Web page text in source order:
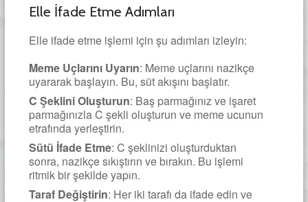
Elle İfade Etme Adımları
Elle ifade etme işlemi için şu adımları izleyin:
Meme Uçlarını Uyarın: Meme uçlarını nazikçe
uyararak başlayın. Bu, süt akışını başlatır.
C Şeklini Oluşturun: Baş parmağınız ve işaret
parmağınızla C şekli oluşturun ve meme ucunun
etrafında yerleştirin.
Sütü İfade Etme: C şeklinizi oluşturduktan
sonra, nazikçe sıkıştırın ve bırakın. Bu işlemi
ritmik bir şekilde yapın.
Taraf Değiştirin: Her iki tarafı da ifade edin ve